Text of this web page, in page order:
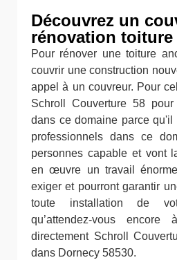
Découvrez un
rénovation toiture
Pour rénover une toiture
couvrir une construction
appel à un couvreur. Pour
Schroll Couverture 58 pour
dans ce domaine parce
professionnels dans ce
personnes capable et vont
en œuvre un travail
exiger et pourront garantir
toute installation de
qu’attendez-vous
directement Schroll
dans Dornecy 58530.